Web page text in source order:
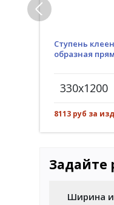
Ступень
образная
330x1200
8113 руб за
Задайте
Ширина